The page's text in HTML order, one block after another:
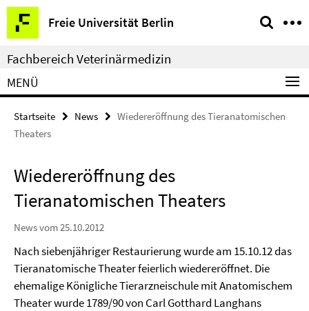
Springe
direkt
zu
Inhalt
Freie Universität Berlin
Service-
Navigation
Fachbereich Veterinärmedizin
MENÜ
Startseite News
Wiedereröffnung des Tieranatomischen
Theaters
Wiedereröffnung des
Tieranatomischen Theaters
News vom 25.10.2012
Nach siebenjähriger Restaurierung wurde am 15.10.12 das
Tieranatomische Theater feierlich wiedereröffnet. Die
ehemalige Königliche Tierarzneischule mit Anatomischem
Theater wurde 1789/90 von Carl Gotthard Langhans